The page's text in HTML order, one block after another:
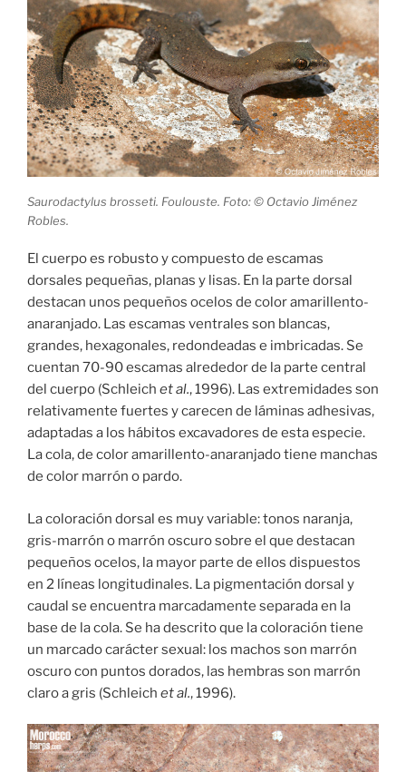
Saurodactylus brosseti. Foulouste. Foto: © Octavio Jiménez
Robles.
El cuerpo es robusto y compuesto de escamas
dorsales pequeñas, planas y lisas. En la parte dorsal
destacan unos pequeños ocelos de color amarillento-
anaranjado. Las escamas ventrales son blancas,
grandes, hexagonales, redondeadas e imbricadas. Se
cuentan 70-90 escamas alrededor de la parte central
del cuerpo (Schleich et al., 1996). Las extremidades son
relativamente fuertes y carecen de láminas adhesivas,
adaptadas a los hábitos excavadores de esta especie.
La cola, de color amarillento-anaranjado tiene manchas
de color marrón o pardo.
La coloración dorsal es muy variable: tonos naranja,
gris-marrón o marrón oscuro sobre el que destacan
pequeños ocelos, la mayor parte de ellos dispuestos
en 2 líneas longitudinales. La pigmentación dorsal y
caudal se encuentra marcadamente separada en la
base de la cola. Se ha descrito que la coloración tiene
un marcado carácter sexual: los machos son marrón
oscuro con puntos dorados, las hembras son marrón
claro a gris (Schleich et al., 1996).